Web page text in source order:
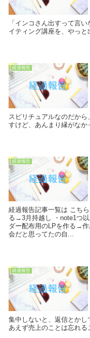
「インコさん出すって言
イティング講座を、やっと
経過報告
スピリチュアルなのだか
すけど、あんまり縁がなか
経過報告
経過報告記事一覧は こち
る→3月持越し ・note1つ
ダー配布用のLPを作る→
会だと思ってたの自...
経過報告
集中しないと、返信とかし
あえず売上のことは忘れる